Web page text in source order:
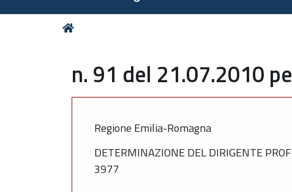
Tu
n. 91 del 21.07.2010
Regione Emilia-Romagna
DETERMINAZIONE DEL DIRIGENTE
3977